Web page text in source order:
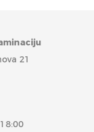
21